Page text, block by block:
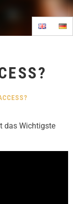
das Wichtigste